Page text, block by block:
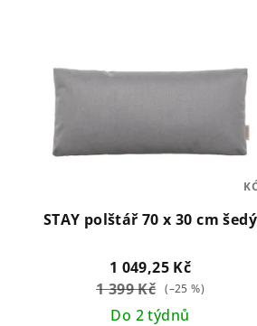
STAY polštář 70 x 30 cm šedý
1 049,25 Kč
1 399 Kč (–25 %)
Do 2 týdnů